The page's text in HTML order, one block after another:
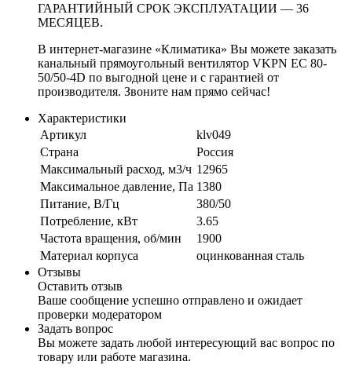
ГАРАНТИЙНЫЙ СРОК ЭКСПЛУАТАЦИИ — 36
МЕСЯЦЕВ.
В интернет-магазине «Климатика» Вы можете заказать
канальный прямоугольный вентилятор VKPN EС 80-
50/50-4D по выгодной цене и с гарантией от
производителя. Звоните нам прямо сейчас!
Характеристики
Артикул
klv049
Страна
Россия
Максимальный расход, м3/ч 12965
Максимальное давление, Па 1380
Питание, В/Гц
380/50
Потребление, кВт
3.65
Частота вращения, об/мин
1900
Материал корпуса
оцинкованная сталь
Отзывы
Оставить отзыв
Ваше сообщение успешно отправлено и ожидает
проверки модератором
Задать вопрос
Вы можете задать любой интересующий вас вопрос по
товару или работе магазина.